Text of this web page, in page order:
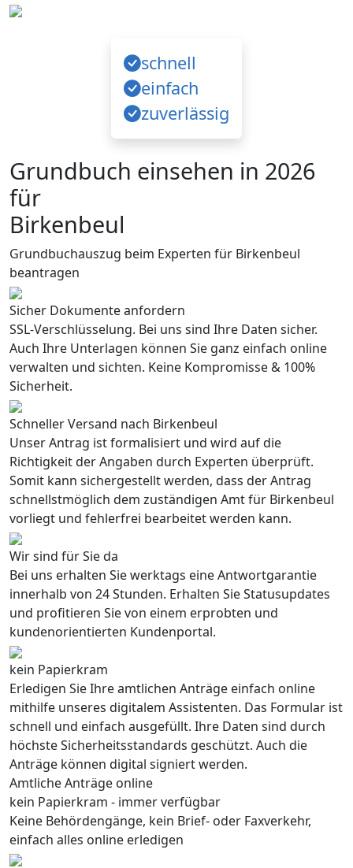
schnell
einfach
zuverlässig
Grundbuch einsehen in 2026
für
Birkenbeul
Grundbuchauszug beim Experten für Birkenbeul
beantragen
Sicher Dokumente anfordern
SSL-Verschlüsselung. Bei uns sind Ihre Daten sicher.
Auch Ihre Unterlagen können Sie ganz einfach online
verwalten und sichten. Keine Kompromisse & 100%
Sicherheit.
Schneller Versand nach Birkenbeul
Unser Antrag ist formalisiert und wird auf die
Richtigkeit der Angaben durch Experten überprüft.
Somit kann sichergestellt werden, dass der Antrag
schnellstmöglich dem zuständigen Amt für Birkenbeul
vorliegt und fehlerfrei bearbeitet werden kann.
Wir sind für Sie da
Bei uns erhalten Sie werktags eine Antwortgarantie
innerhalb von 24 Stunden. Erhalten Sie Statusupdates
und profitieren Sie von einem erprobten und
kundenorientierten Kundenportal.
kein Papierkram
Erledigen Sie Ihre amtlichen Anträge einfach online
mithilfe unseres digitalem Assistenten. Das Formular ist
schnell und einfach ausgefüllt. Ihre Daten sind durch
höchste Sicherheitsstandards geschützt. Auch die
Anträge können digital signiert werden.
Amtliche Anträge online
kein Papierkram - immer verfügbar
Keine Behördengänge, kein Brief- oder Faxverkehr,
einfach alles online erledigen